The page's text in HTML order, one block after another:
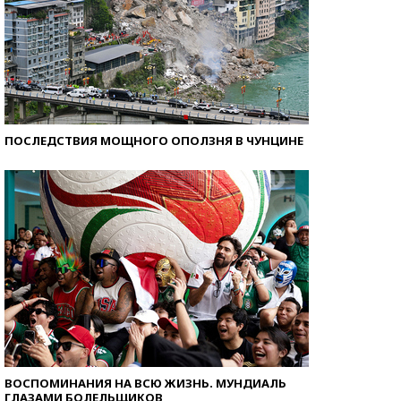
ПОСЛЕДСТВИЯ МОЩНОГО ОПОЛЗНЯ В ЧУНЦИНЕ
ВОСПОМИНАНИЯ НА ВСЮ ЖИЗНЬ. МУНДИАЛЬ
ГЛАЗАМИ БОЛЕЛЬЩИКОВ